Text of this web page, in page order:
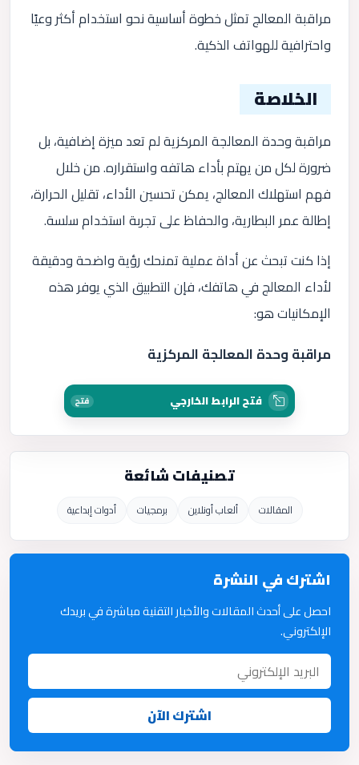
تصنيفات شائعة
المقالات ألعاب أونلاين برمجيات أدوات إبداعية
اشترك في النشرة
احصل على أحدث المقالات والأخبار التقنية مباشرة في بريدك
الإلكتروني.
اشترك الآن
مراقبة المعالج تمثل خطوة أساسية نحو استخدام أكثر وعيًا
واحترافية للهواتف الذكية.
الخلاصة
مراقبة وحدة المعالجة المركزية لم تعد ميزة إضافية، بل
ضرورة لكل من يهتم بأداء هاتفه واستقراره. من خلال
فهم استهلاك المعالج، يمكن تحسين الأداء، تقليل الحرارة،
إطالة عمر البطارية، والحفاظ على تجربة استخدام سلسة.
إذا كنت تبحث عن أداة عملية تمنحك رؤية واضحة ودقيقة
لأداء المعالج في هاتفك، فإن التطبيق الذي يوفر هذه
الإمكانيات هو:
مراقبة وحدة المعالجة المركزية
فتح الرابط الخارجي فتح